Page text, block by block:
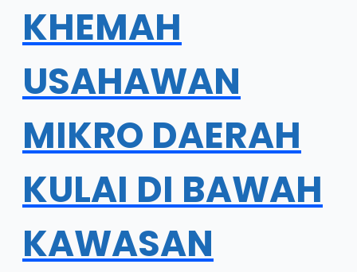
KHEMAH
USAHAWAN
MIKRO DAERAH
KULAI DI BAWAH
KAWASAN